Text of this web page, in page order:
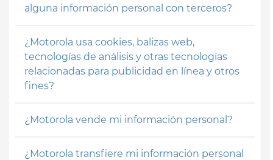
alguna información personal con terceros?
¿Motorola usa cookies, balizas web,
tecnologías de análisis y otras tecnologías
relacionadas para publicidad en línea y otros
fines?
¿Motorola vende mi información personal?
¿Motorola transfiere mi información personal